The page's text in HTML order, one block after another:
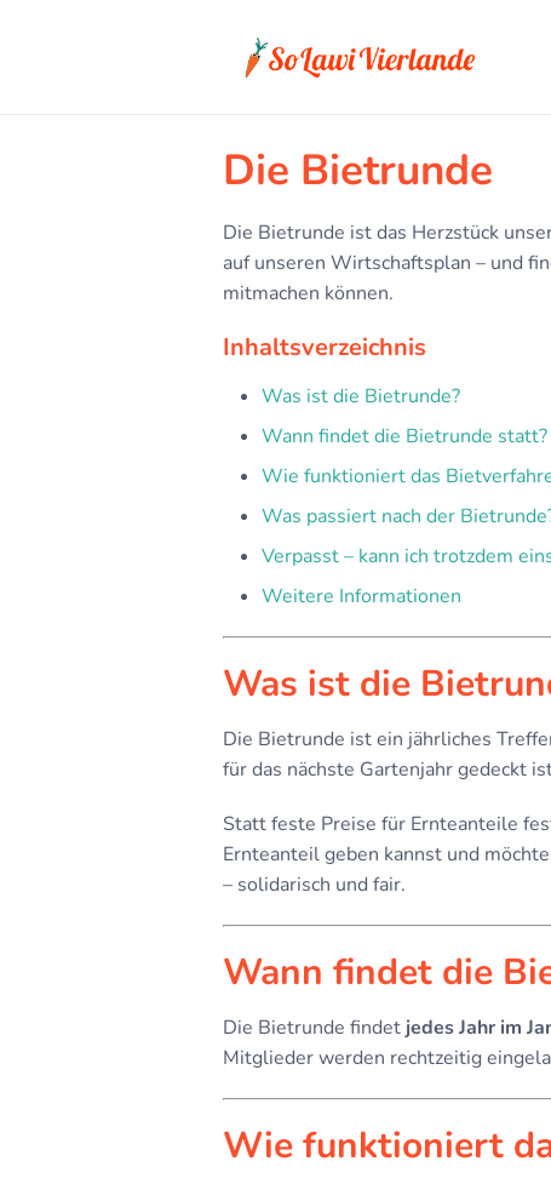
Die Bietrunde
Die Bietrunde ist das Herzstück
auf unseren Wirtschaftsplan – und
mitmachen können.
Inhaltsverzeichnis
Was ist die Bietrunde?
Wann findet die Bietrunde statt?
Wie funktioniert das
Was passiert nach der
Verpasst – kann ich trotzdem
Weitere Informationen
Was ist die
Die Bietrunde ist ein jährliches
für das nächste Gartenjahr gedeckt
Statt feste Preise für Ernteanteile
Ernteanteil geben kannst und
– solidarisch und fair.
Wann findet die
Die Bietrunde findet jedes Jahr im
Mitglieder werden rechtzeitig
Wie funktioniert